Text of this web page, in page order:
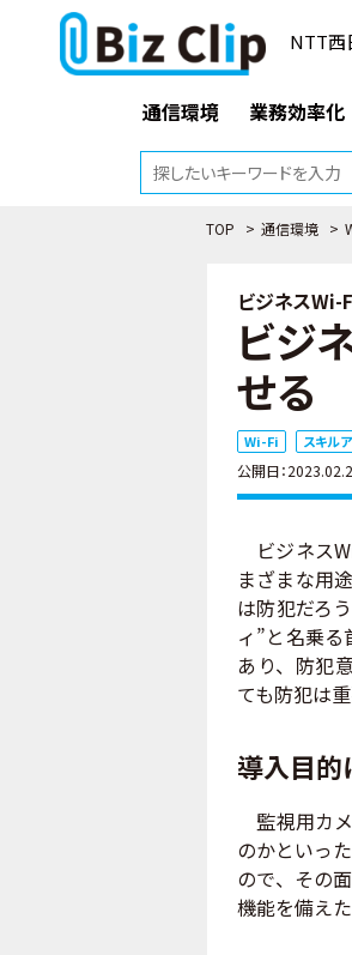
NTT西
通信環境 業務効率化
TOP > 通信環境 >
ビジネスWi-
ビジ
せる
Wi-Fi スキル
公開日：
ビジネス
まざまな用
は防犯だろ
ィ”と名乗
あり、防犯
ても防犯は
導入目的
監視用カ
のかといっ
ので、その
機能を備え